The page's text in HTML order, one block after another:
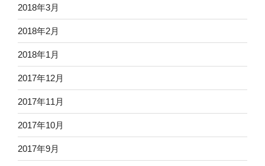
2018年3月
2018年2月
2018年1月
2017年12月
2017年11月
2017年10月
2017年9月